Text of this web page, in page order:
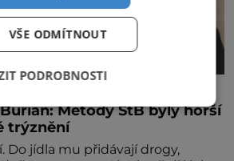
Metody StB byly horší
trýznění
Do jídla mu přidávají drogy,
VŠE ODMÍTNOUT
PODROBNOSTI